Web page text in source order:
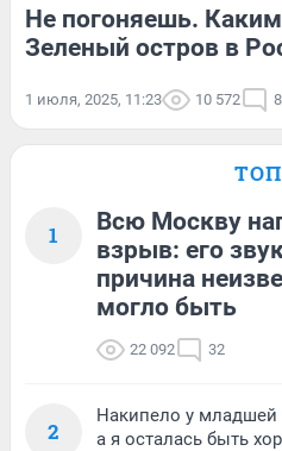
Не погоняешь.
Зеленый остров в
1 июля, 2025, 11:23 10 572 8
1
Всю Москву
взрыв: его
причина
могло быть
22 092 32
2
Накипело у младшей
а я осталась быть